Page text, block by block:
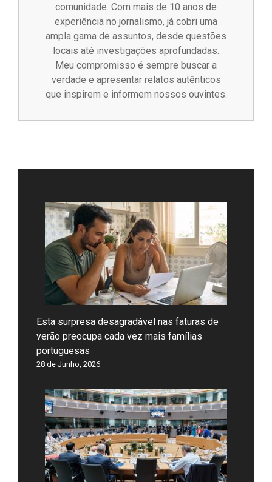
comunidade. Com mais de 10 anos de
experiência no jornalismo, já cobri uma
ampla gama de assuntos, desde questões
locais até investigações aprofundadas.
Meu compromisso é sempre buscar a
verdade e apresentar relatos autênticos
que inspirem e informem nossos ouvintes.
Esta surpresa desagradável nas faturas de
verão preocupa cada vez mais famílias
portuguesas
28 de Junho, 2026